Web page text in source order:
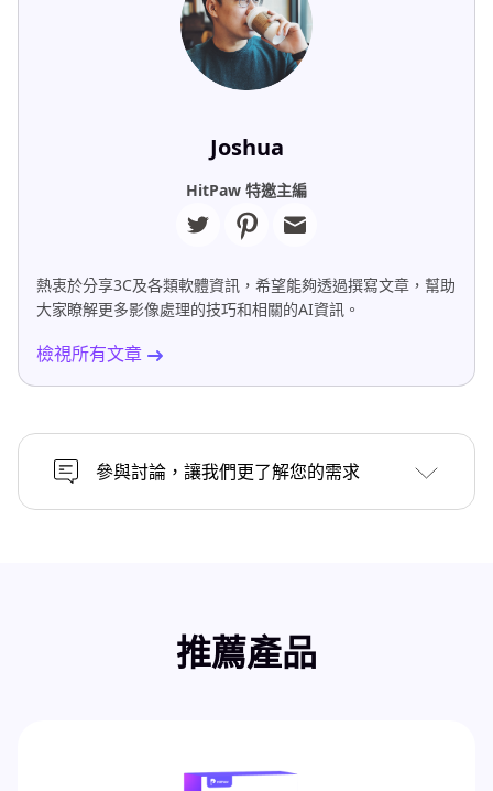
Joshua
HitPaw 特邀主編
熱衷於分享3C及各類軟體資訊，希望能夠透過撰寫文章，幫助
大家瞭解更多影像處理的技巧和相關的AI資訊。
檢視所有文章
參與討論，讓我們更了解您的需求
推薦產品